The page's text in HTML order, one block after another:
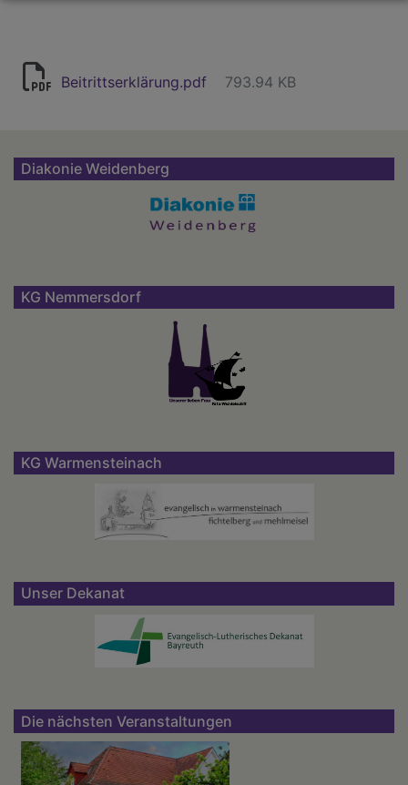
Beitrittserklärung.pdf 793.94 KB
Diakonie Weidenberg
KG Nemmersdorf
KG Warmensteinach
Unser Dekanat
Die nächsten Veranstaltungen